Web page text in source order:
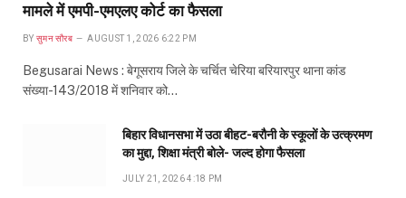
मामले में एमपी-एमएलए कोर्ट का फैसला
BY सुमन सौरब AUGUST 1, 2026 6:22 PM
Begusarai News : बेगूसराय जिले के चर्चित चेरिया बरियारपुर थाना कांड
संख्या-143/2018 में शनिवार को…
बिहार विधानसभा में उठा बीहट-बरौनी के स्कूलों के उत्क्रमण
का मुद्दा, शिक्षा मंत्री बोले- जल्द होगा फैसला
JULY 21, 2026 4:18 PM